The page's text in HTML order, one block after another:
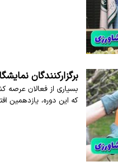
برگزارکنندگان
بسیاری از فعالان عرصه
که این دوره، یازدهمین